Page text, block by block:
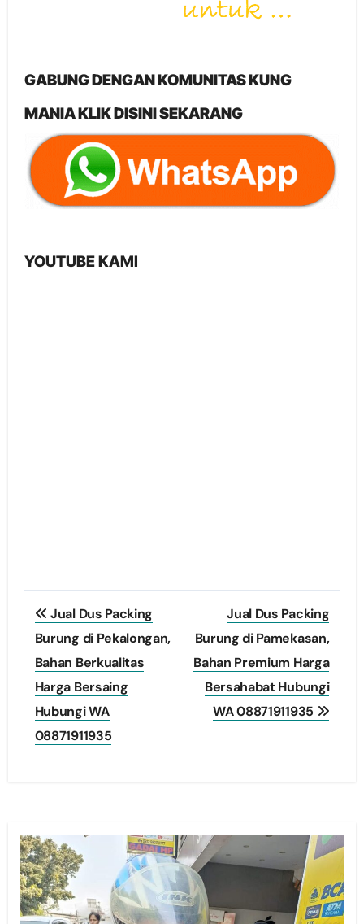
GABUNG DENGAN KOMUNITAS KUNG
MANIA KLIK DISINI SEKARANG
YOUTUBE KAMI
Post
navigation
Jual Dus Packing
Burung di Pekalongan,
Bahan Berkualitas
Harga Bersaing
Hubungi WA
08871911935
Jual Dus Packing
Burung di Pamekasan,
Bahan Premium Harga
Bersahabat Hubungi
WA 08871911935